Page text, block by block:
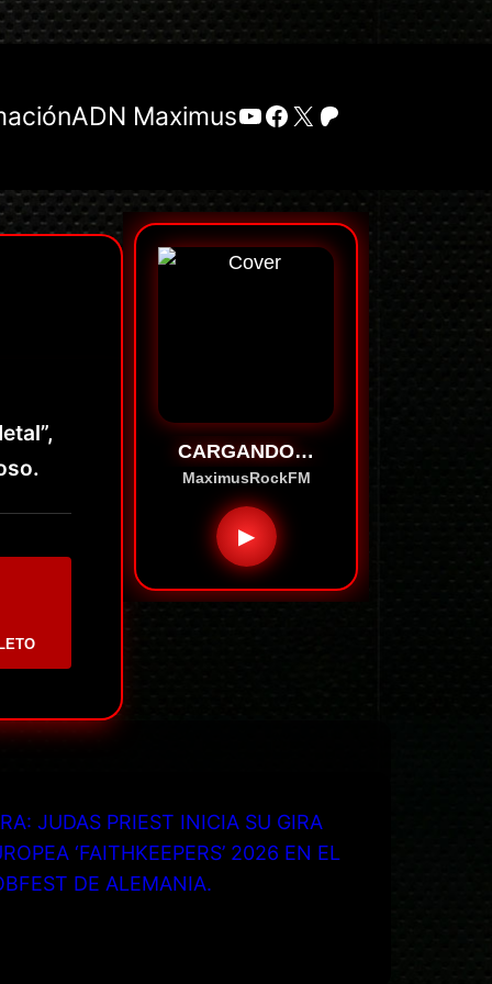
ADN MaximusYouTube
Facebook
X Patreon
CARGANDO…
MaximusRockFM
▶
JUDAS PRIEST INICIA SU GIRA
‘FAITHKEEPERS’ 2026 EN EL
DE ALEMANIA.